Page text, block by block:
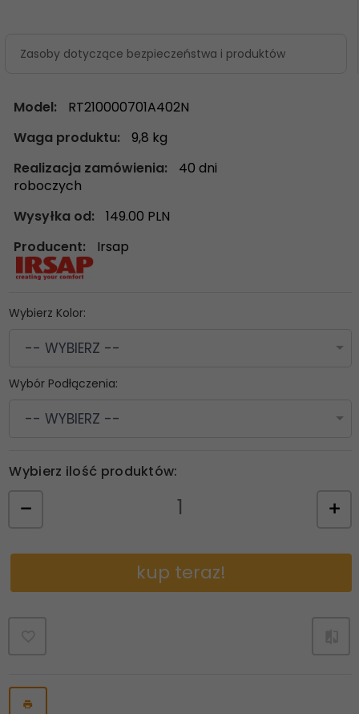
Zasoby dotyczące bezpieczeństwa i produktów
Model:
RT210000701A402N
Waga produktu:
9,8 kg
Realizacja zamówienia:
40 dni
roboczych
Wysyłka od:
149.00 PLN
Producent:
Irsap
Wybierz Kolor:
-- WYBIERZ --
Wybór Podłączenia:
-- WYBIERZ --
Wybierz ilość produktów:
kup teraz!